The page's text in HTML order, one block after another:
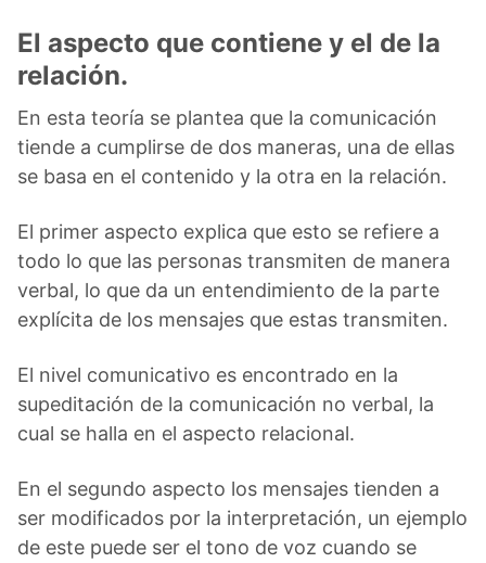
El aspecto que contiene y el de la
relación.
En esta teoría se plantea que la comunicación
tiende a cumplirse de dos maneras, una de ellas
se basa en el contenido y la otra en la relación.
El primer aspecto explica que esto se refiere a
todo lo que las personas transmiten de manera
verbal, lo que da un entendimiento de la parte
explícita de los mensajes que estas transmiten.
El nivel comunicativo es encontrado en la
supeditación de la comunicación no verbal, la
cual se halla en el aspecto relacional.
En el segundo aspecto los mensajes tienden a
ser modificados por la interpretación, un ejemplo
de este puede ser el tono de voz cuando se